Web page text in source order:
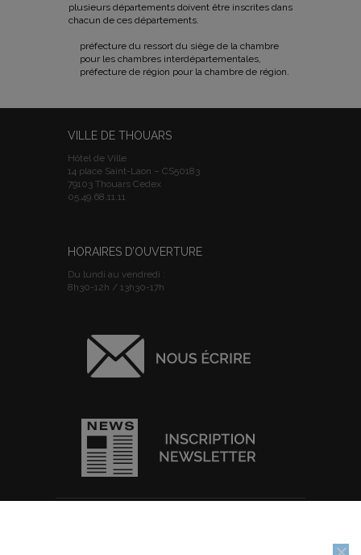
plusieurs départements doivent être inscrites dans
chacun de ces départements.
préfecture du ressort du siège de la chambre
pour les chambres interdépartementales,
préfecture de région pour la chambre de région.
VILLE DE THOUARS
Hôtel de Ville
14 place Saint-Laon – CS50183
79103 Thouars Cedex
05.49.68.11.11
HORAIRES D’OUVERTURE
Du lundi au vendredi :
8h30-12h / 13h30-17h